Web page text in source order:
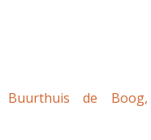
Buurthuis de Boog,